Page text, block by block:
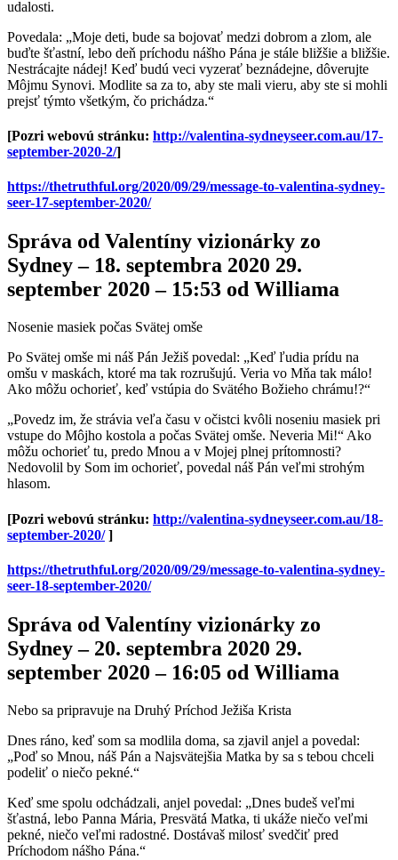
udalosti.
Povedala: „Moje deti, bude sa bojovať medzi dobrom a zlom, ale
buďte šťastní, lebo deň príchodu nášho Pána je stále bližšie a bližšie.
Nestrácajte nádej! Keď budú veci vyzerať beznádejne, dôverujte
Môjmu Synovi. Modlite sa za to, aby ste mali vieru, aby ste si mohli
prejsť týmto všetkým, čo prichádza.“
[Pozri webovú stránku: http://valentina-sydneyseer.com.au/17-
september-2020-2/]
https://thetruthful.org/2020/09/29/message-to-valentina-sydney-
seer-17-september-2020/
Správa od Valentíny vizionárky zo
Sydney – 18. septembra 2020 29.
september 2020 – 15:53 od Williama
Nosenie masiek počas Svätej omše
Po Svätej omše mi náš Pán Ježiš povedal: „Keď ľudia prídu na
omšu v maskách, ktoré ma tak rozrušujú. Veria vo Mňa tak málo!
Ako môžu ochorieť, keď vstúpia do Svätého Božieho chrámu!?“
„Povedz im, že strávia veľa času v očistci kvôli noseniu masiek pri
vstupe do Môjho kostola a počas Svätej omše. Neveria Mi!“ Ako
môžu ochorieť tu, predo Mnou a v Mojej plnej prítomnosti?
Nedovolil by Som im ochorieť, povedal náš Pán veľmi strohým
hlasom.
[Pozri webovú stránku: http://valentina-sydneyseer.com.au/18-
september-2020/]
https://thetruthful.org/2020/09/29/message-to-valentina-sydney-
seer-18-september-2020/
Správa od Valentíny vizionárky zo
Sydney – 20. septembra 2020 29.
september 2020 – 16:05 od Williama
Nebo sa pripravuje na Druhý Príchod Ježiša Krista
Dnes ráno, keď som sa modlila doma, sa zjavil anjel a povedal:
„Poď so Mnou, náš Pán a Najsvätejšia Matka by sa s tebou chceli
podeliť o niečo pekné.“
Keď sme spolu odchádzali, anjel povedal: „Dnes budeš veľmi
šťastná, lebo Panna Mária, Presvätá Matka, ti ukáže niečo veľmi
pekné, niečo veľmi radostné. Dostávaš milosť svedčiť pred
Príchodom nášho Pána.“